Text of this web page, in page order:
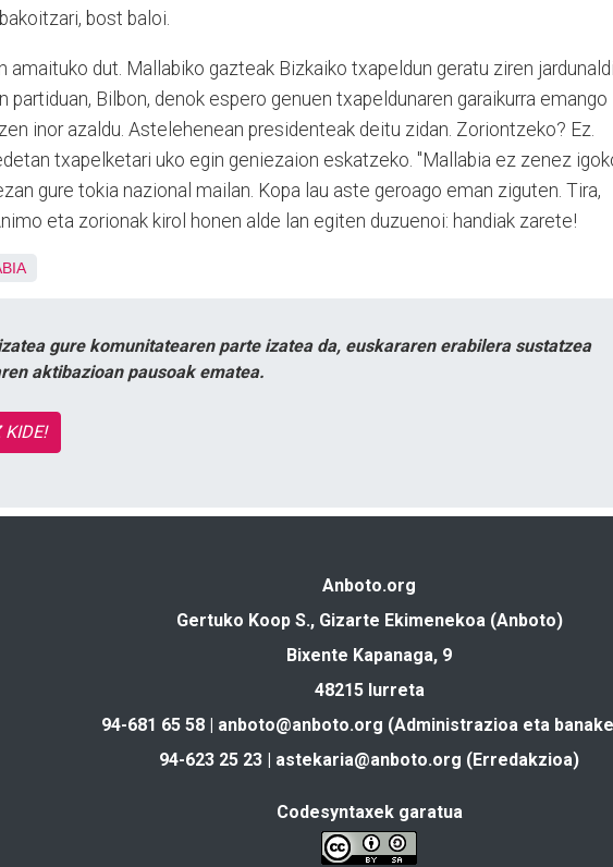
bost baloi.
amaituko dut. Mallabiko gazteak Bizkaiko txapeldun geratu ziren jardunaldi
partiduan, Bilbon, denok espero genuen txapeldunaren garaikurra emango
inor azaldu. Astelehenean presidenteak deitu zidan. Zoriontzeko? Ez.
txapelketari uko egin geniezaion eskatzeko. "Mallabia ez zenez
gure tokia nazional mailan. Kopa lau aste geroago eman ziguten. Tira,
eta zorionak kirol honen alde lan egiten duzuenoi: handiak zarete!
izatea gure komunitatearen parte izatea da, euskararen erabilera sustatzea
aktibazioan pausoak ematea.
KIDE!
Anboto.org
Gertuko Koop S., Gizarte Ekimenekoa (Anboto)
Bixente Kapanaga, 9
48215 Iurreta
94-681 65 58 | anboto@anboto.org (Administrazioa eta
94-623 25 23 | astekaria@anboto.org (Erredakzioa)
Codesyntaxek garatua